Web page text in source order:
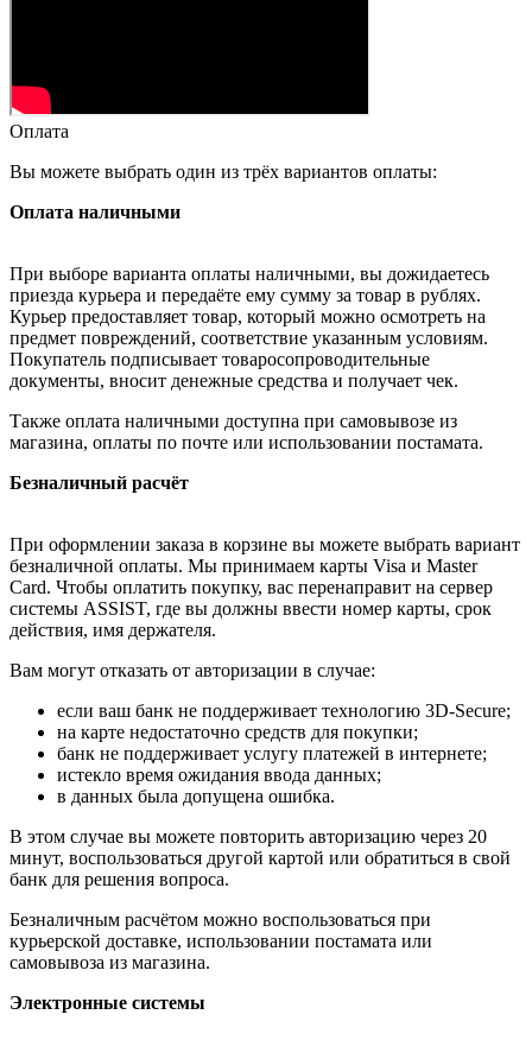
Оплата
Вы можете выбрать один из трёх вариантов оплаты:
Оплата наличными
При выборе варианта оплаты наличными, вы дожидаетесь
приезда курьера и передаёте ему сумму за товар в рублях.
Курьер предоставляет товар, который можно осмотреть на
предмет повреждений, соответствие указанным условиям.
Покупатель подписывает товаросопроводительные
документы, вносит денежные средства и получает чек.
Также оплата наличными доступна при самовывозе из
магазина, оплаты по почте или использовании постамата.
Безналичный расчёт
При оформлении заказа в корзине вы можете выбрать вариант
безналичной оплаты. Мы принимаем карты Visa и Master
Card. Чтобы оплатить покупку, вас перенаправит на сервер
системы ASSIST, где вы должны ввести номер карты, срок
действия, имя держателя.
Вам могут отказать от авторизации в случае:
если ваш банк не поддерживает технологию 3D-Secure;
на карте недостаточно средств для покупки;
банк не поддерживает услугу платежей в интернете;
истекло время ожидания ввода данных;
в данных была допущена ошибка.
В этом случае вы можете повторить авторизацию через 20
минут, воспользоваться другой картой или обратиться в свой
банк для решения вопроса.
Безналичным расчётом можно воспользоваться при
курьерской доставке, использовании постамата или
самовывоза из магазина.
Электронные системы